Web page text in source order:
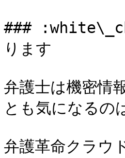
###
ります
弁護士は機密情
とも気になるの
弁護革命クラウ